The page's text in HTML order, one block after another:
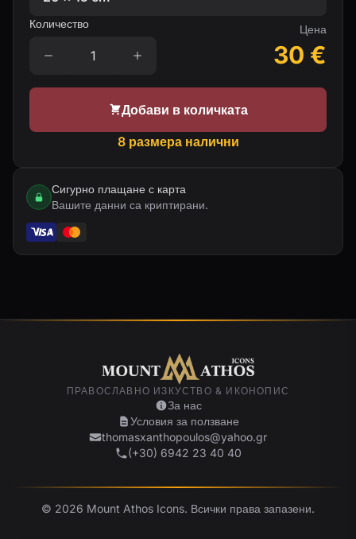
Количество Цена
30 €
Добави в количката
8 размера налични
Сигурно плащане с карта
Вашите данни са криптирани.
ПРАВОСЛАВНО ИЗКУСТВО & ИКОНОПИС
За нас
Условия за ползване
thomasxanthopoulos@yahoo.gr
(+30) 6942 23 40 40
© 2026 Mount Athos Icons. Всички права запазени.